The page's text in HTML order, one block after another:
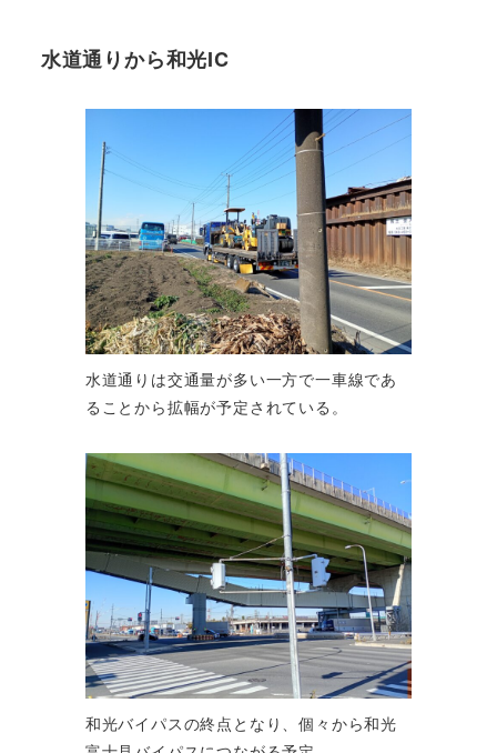
水道通りから和光IC
水道通りは交通量が多い一方で一車線であ
ることから拡幅が予定されている。
和光バイパスの終点となり、個々から和光